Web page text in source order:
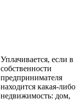
Уплачивается, если в
собственности
предпринимателя
находится какая-либо
недвижимость: дом,